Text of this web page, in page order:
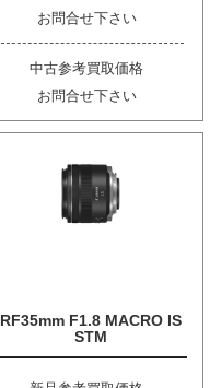
お問合せ下さい
中古参考買取価格
お問合せ下さい
RF35mm F1.8 MACRO IS
STM